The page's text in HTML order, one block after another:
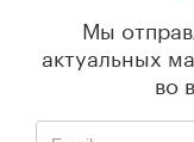
Мы
актуальных
во